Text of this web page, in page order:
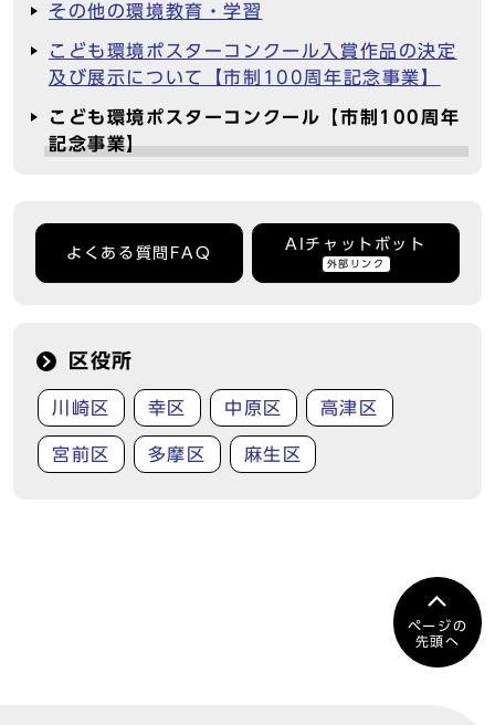
その他の環境教育・学習
こども環境ポスターコンクール入賞作品の決定
及び展示について【市制100周年記念事業】
こども環境ポスターコンクール【市制100周年
記念事業】
よくある質問FAQ
AIチャットボット
外部リンク
区役所
川崎区 幸区 中原区 高津区
宮前区 多摩区 麻生区
ページの
先頭へ